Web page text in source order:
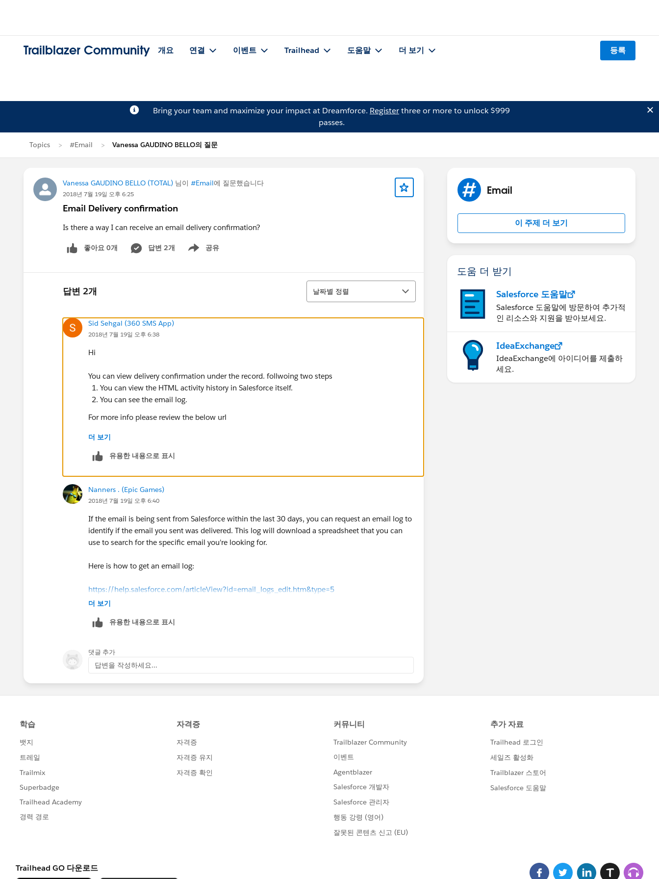
Trailblazer Community 개요 연결 이벤트 Trailhead 도움말 더 보기 등록
Bring your team and maximize your impact at Dreamforce. Registerthree or more to unlock $999
passes.
Topics #Email Vanessa GAUDINO BELLO의 질문
Vanessa GAUDINO BELLO (TOTAL) 님이 #Email에 질문했습니다
2018년 7월 19일 오후 6:25
Email Delivery confirmation
Is there a way I can receive an email delivery confirmation?
좋아요 0개 답변 2개 공유
Show menu
답변 2개
정렬
날짜별 정렬
Sid Sehgal (360 SMS App)
2018년 7월 19일 오후 6:38
Hi
You can view delivery confirmation under the record. follwoing two steps
You can view the HTML activity history in Salesforce itself.
You can see the email log.
For more info please review the below url
https://salesforce.stackexchange.com/questions/33375/how-to-get-an-acknowledge-when-an-
email-is-sent-from-salesforce
Hope this helps !
Thanks!
더 보기
유용한 내용으로 표시
Nanners . (Epic Games)
2018년 7월 19일 오후 6:40
If the email is being sent from Salesforce within the last 30 days, you can request an email log to
identify if the email you sent was delivered. This log will download a spreadsheet that you can
use to search for the specific email you're looking for.
Here is how to get an email log:
https://help.salesforce.com/articleView?id=email_logs_edit.htm&type=5
더 보기
유용한 내용으로 표시
댓글 추가
답변을 작성하세요...
Email
이 주제 더 보기
도움 더 받기
Salesforce 도움말
Salesforce 도움말에 방문하여 추가적
인 리소스와 지원을 받아보세요.
IdeaExchange
IdeaExchange에 아이디어를 제출하
세요.